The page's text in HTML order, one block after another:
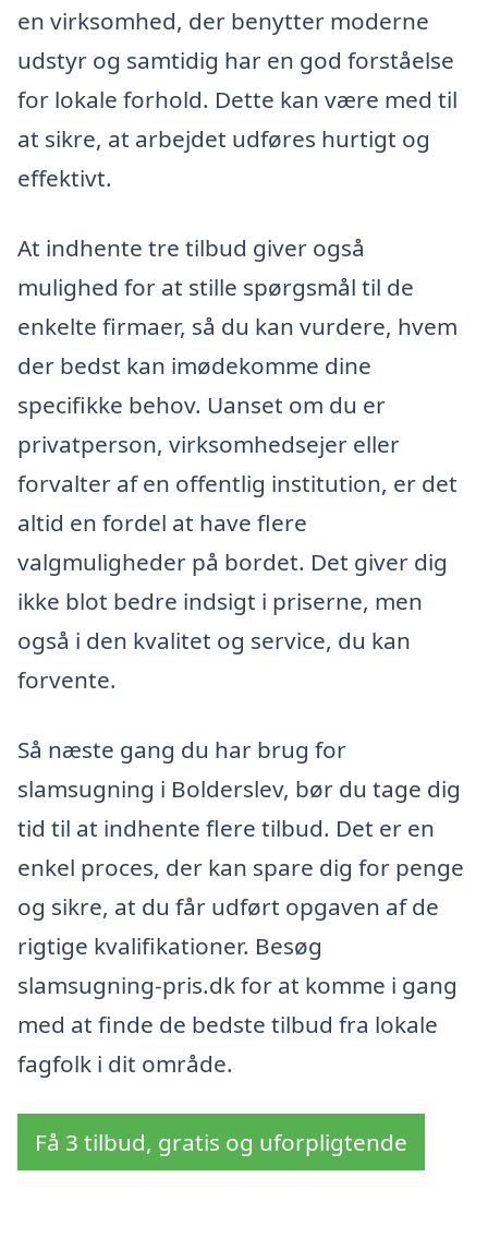
en virksomhed, der benytter moderne
udstyr og samtidig har en god forståelse
for lokale forhold. Dette kan være med til
at sikre, at arbejdet udføres hurtigt og
effektivt.
At indhente tre tilbud giver også
mulighed for at stille spørgsmål til de
enkelte firmaer, så du kan vurdere, hvem
der bedst kan imødekomme dine
specifikke behov. Uanset om du er
privatperson, virksomhedsejer eller
forvalter af en offentlig institution, er det
altid en fordel at have flere
valgmuligheder på bordet. Det giver dig
ikke blot bedre indsigt i priserne, men
også i den kvalitet og service, du kan
forvente.
Så næste gang du har brug for
slamsugning i Bolderslev, bør du tage dig
tid til at indhente flere tilbud. Det er en
enkel proces, der kan spare dig for penge
og sikre, at du får udført opgaven af de
rigtige kvalifikationer. Besøg
slamsugning-pris.dk for at komme i gang
med at finde de bedste tilbud fra lokale
fagfolk i dit område.
Få 3 tilbud, gratis og uforpligtende